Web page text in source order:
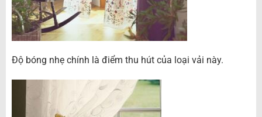
Độ bóng nhẹ chính là điểm thu hút của loại vải này.